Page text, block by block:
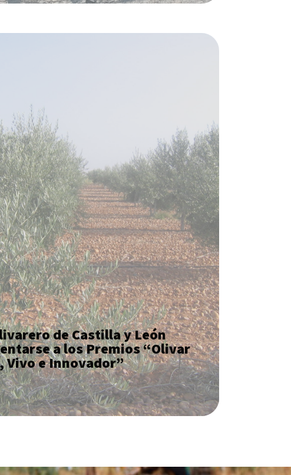
de Castilla y León
a los Premios “Olivar
Vivo e Innovador”
de Castilla y León podrá
los Premios “Olivar
e Innovador”